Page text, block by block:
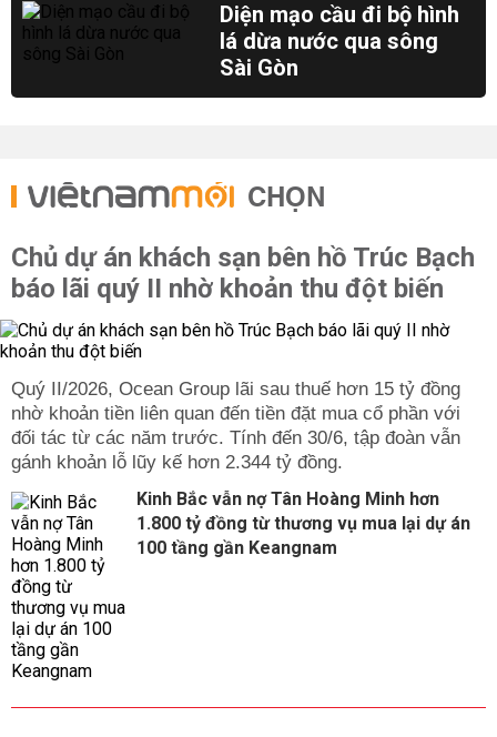
Diện mạo cầu đi bộ hình
lá dừa nước qua sông
Sài Gòn
CHỌN
Chủ dự án khách sạn bên hồ Trúc Bạch
báo lãi quý II nhờ khoản thu đột biến
Quý II/2026, Ocean Group lãi sau thuế hơn 15 tỷ đồng
nhờ khoản tiền liên quan đến tiền đặt mua cổ phần với
đối tác từ các năm trước. Tính đến 30/6, tập đoàn vẫn
gánh khoản lỗ lũy kế hơn 2.344 tỷ đồng.
Kinh Bắc vẫn nợ Tân Hoàng Minh hơn
1.800 tỷ đồng từ thương vụ mua lại dự án
100 tầng gần Keangnam